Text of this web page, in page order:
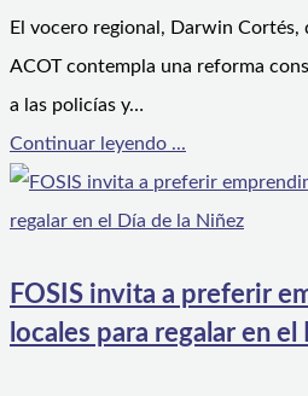
El vocero regional, Darwin Cortés,
ACOT contempla una reforma
a las policías y…
Continuar leyendo ...
FOSIS invita a preferir
locales para regalar en